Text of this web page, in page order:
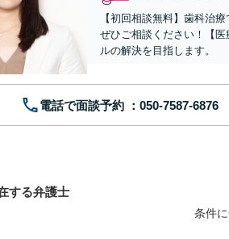
【初回相談無料】歯科治
ぜひご相談ください！【
ルの解決を目指します。
電話で面談予約
する弁護士
条件